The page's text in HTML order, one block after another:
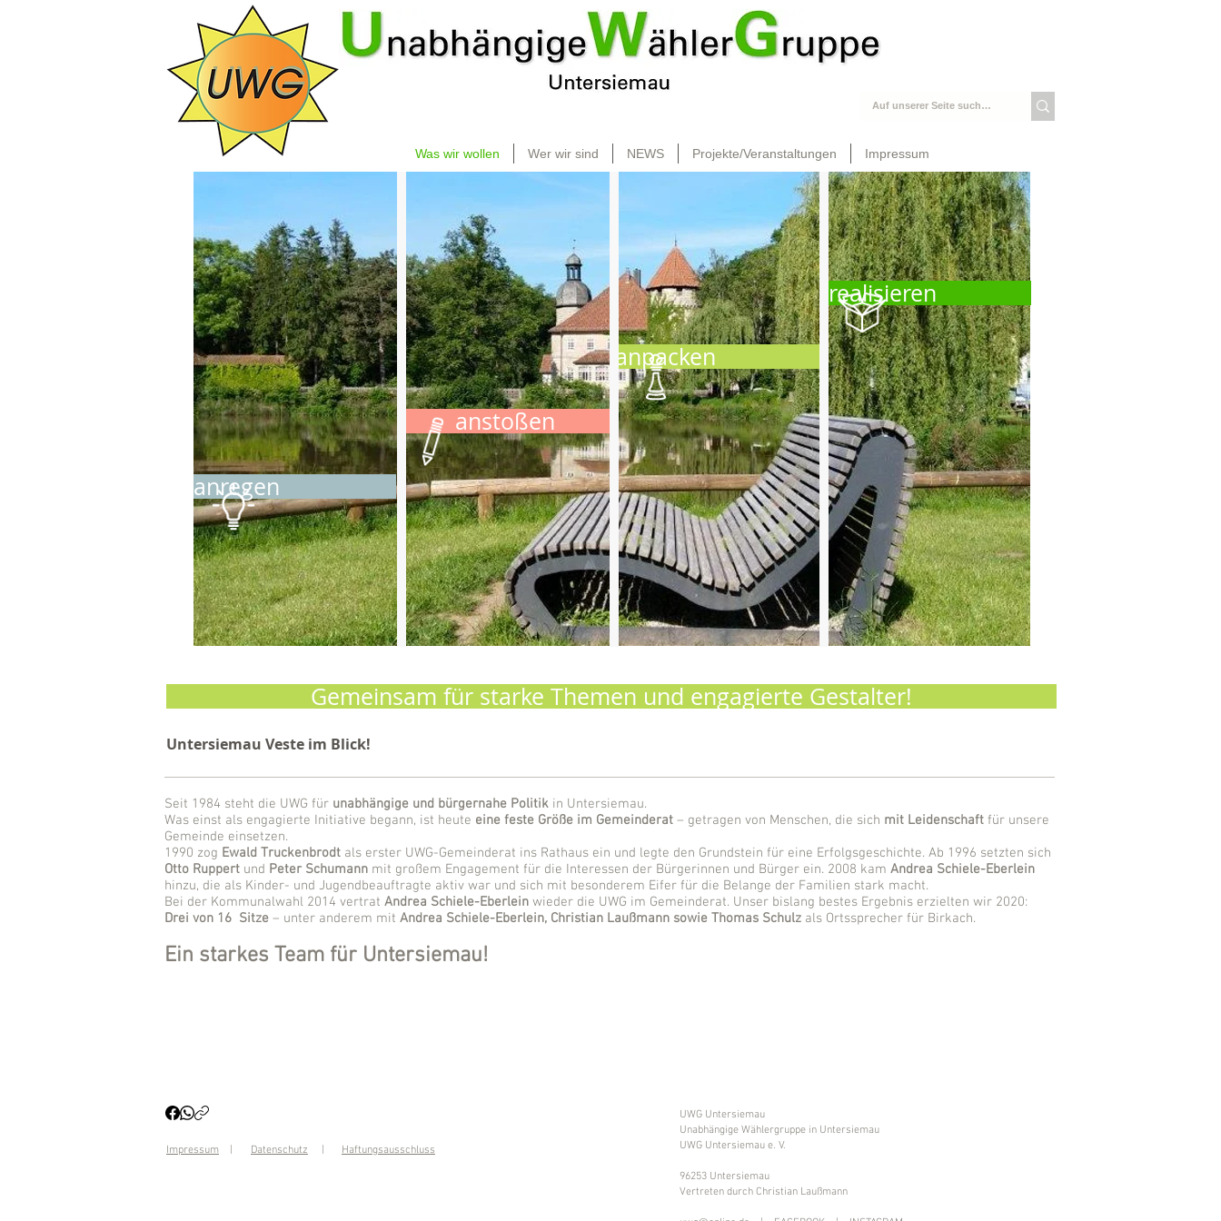
Was wir wollen Wer wir sind NEWS Projekte/Veranstaltungen Impressum
anpacken
realisieren
anstoßen
anregen
Gemeinsam für starke Themen und engagierte Gestalter!
Untersiemau Veste im Blick!
Seit 1984 steht die UWG für unabhängige und bürgernahe Politik in Untersiemau.
Was einst als engagierte Initiative begann, ist heute eine feste Größe im Gemeinderat – getragen von Menschen, die sich mit Leidenschaft für unsere
Gemeinde einsetzen.
1990 zog Ewald Truckenbrodt als erster UWG-Gemeinderat ins Rathaus ein und legte den Grundstein für eine Erfolgsgeschichte. Ab 1996 setzten sich
Otto Ruppert und Peter Schumann mit großem Engagement für die Interessen der Bürgerinnen und Bürger ein. 2008 kam Andrea Schiele-Eberlein
hinzu, die als Kinder- und Jugendbeauftragte aktiv war und sich mit besonderem Eifer für die Belange der Familien stark macht.
Bei der Kommunalwahl 2014 vertrat Andrea Schiele-Eberlein wieder die UWG im Gemeinderat. Unser bislang bestes Ergebnis erzielten wir 2020:
Drei von 16 Sitze – unter anderem mit Andrea Schiele-Eberlein, Christian Laußmann sowie Thomas Schulz als Ortssprecher für Birkach.
Ein starkes Team für Untersiemau!
Impressum Datenschutz Haftungsausschluss
UWG Untersiemau
Unabhängige Wählergruppe in Untersiemau
UWG Untersiemau e. V.
96253 Untersiemau
Vertreten durch Christian Laußmann